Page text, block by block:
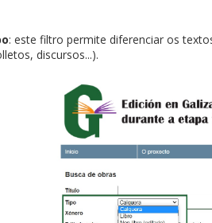
: este filtro permite diferenciar os
discursos...).